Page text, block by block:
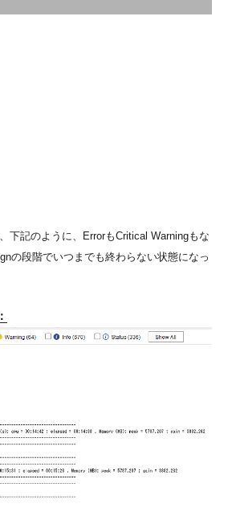
下記のように、ErrorもCritical Warningもな
の段階でいつまでも終わらない状態になっ